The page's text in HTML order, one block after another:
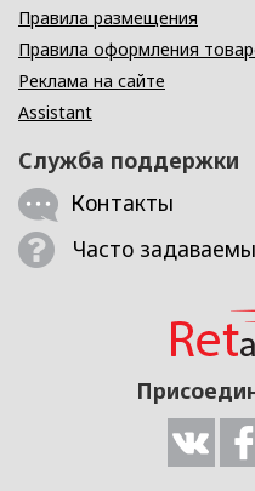
Правила размещения
Правила оформления
Реклама на сайте
Assistant
Служба поддержки
Контакты
Часто